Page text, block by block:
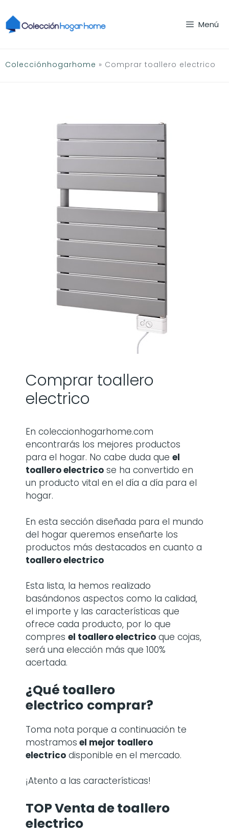
al
contenido
Menú
Colecciónhogarhome » Comprar toallero electrico
Comprar toallero
electrico
En coleccionhogarhome.com
encontrarás los mejores productos
para el hogar. No cabe duda que el
toallero electrico se ha convertido en
un producto vital en el día a día para el
hogar.
En esta sección diseñada para el mundo
del hogar queremos enseñarte los
productos más destacados en cuanto a
toallero electrico
Esta lista, la hemos realizado
basándonos aspectos como la calidad,
el importe y las características que
ofrece cada producto, por lo que
compres el toallero electrico que cojas,
será una elección más que 100%
acertada.
¿Qué toallero
electrico comprar?
Toma nota porque a continuación te
mostramos el mejor toallero
electrico disponible en el mercado.
¡Atento a las características!
TOP Venta de toallero
electrico